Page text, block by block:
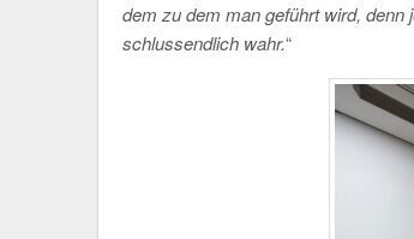
dem zu dem man geführt wird,
schlussendlich wahr.“